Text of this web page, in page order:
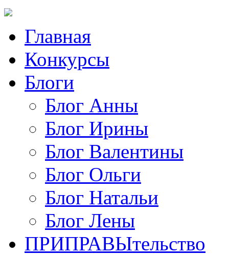
Главная
Конкурсы
Блоги
Блог Анны
Блог Ирины
Блог Валентины
Блог Ольги
Блог Натальи
Блог Лены
ПРИПРАВЫтельство